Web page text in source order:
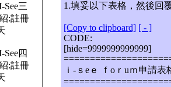
1.填妥以下表格，然後回
[Copy to clipboard] [ - ]
CODE:
[hide=9999999999999]
ｉ-ｓeｅ ｆoｒuｍ申請表